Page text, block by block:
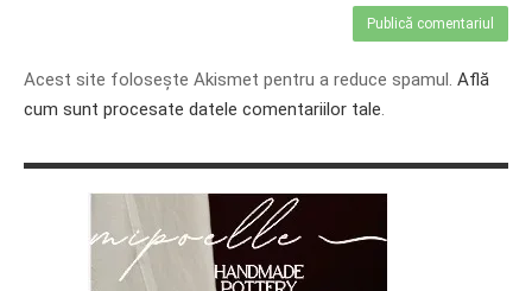
Acest site folosește Akismet pentru a reduce spamul. Află
cum sunt procesate datele comentariilor tale.